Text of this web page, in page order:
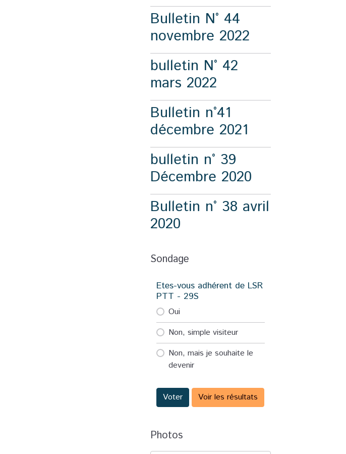
Bulletin N° 44
novembre 2022
bulletin N° 42
mars 2022
Bulletin n°41
décembre 2021
bulletin n° 39
Décembre 2020
Bulletin n° 38 avril
2020
Sondage
Etes-vous adhérent de LSR
PTT - 29S
Oui
Non, simple visiteur
Non, mais je souhaite le
devenir
Voter Voir les résultats
Photos